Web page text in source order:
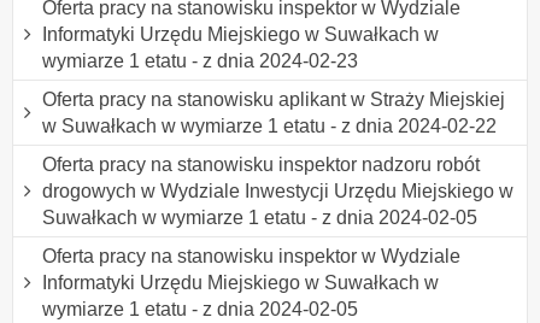
Oferta pracy na stanowisku inspektor w Wydziale
Informatyki Urzędu Miejskiego w Suwałkach w
wymiarze 1 etatu - z dnia 2024-02-23
Oferta pracy na stanowisku aplikant w Straży Miejskiej
w Suwałkach w wymiarze 1 etatu - z dnia 2024-02-22
Oferta pracy na stanowisku inspektor nadzoru robót
drogowych w Wydziale Inwestycji Urzędu Miejskiego w
Suwałkach w wymiarze 1 etatu - z dnia 2024-02-05
Oferta pracy na stanowisku inspektor w Wydziale
Informatyki Urzędu Miejskiego w Suwałkach w
wymiarze 1 etatu - z dnia 2024-02-05